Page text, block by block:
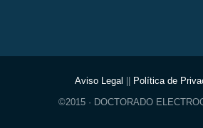
Aviso Legal
Política de
©2015 · DOCTORADO